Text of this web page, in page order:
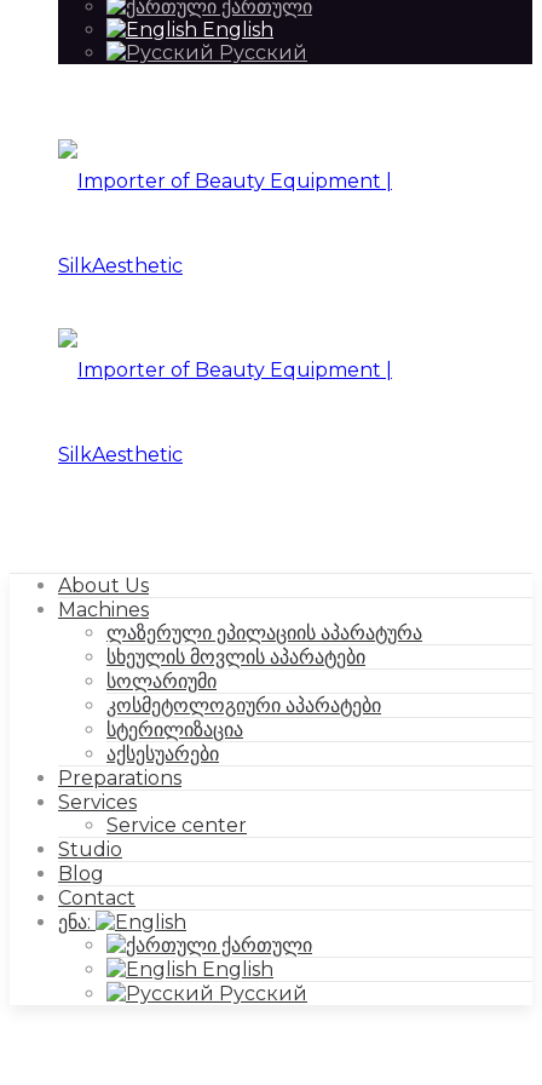
ქართული
English
Русский
About Us
Machines
ლაზერული ეპილაციის აპარატურა
სხეულის მოვლის აპარატები
სოლარიუმი
კოსმეტოლოგიური აპარატები
სტერილიზაცია
აქსესუარები
Preparations
Services
Service center
Studio
Blog
Contact
ენა:
ქართული
English
Русский